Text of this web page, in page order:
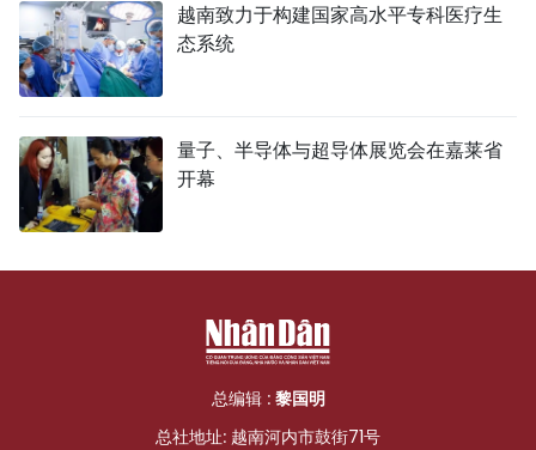
越南致力于构建国家高水平专科医疗生
态系统
量子、半导体与超导体展览会在嘉莱省
开幕
总编辑 : 黎国明
总社地址: 越南河内市鼓街71号